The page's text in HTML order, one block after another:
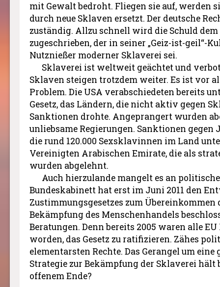
mit Gewalt bedroht. Fliegen sie auf, werden
durch neue Sklaven ersetzt. Der deutsche
zuständig. Allzu schnell wird die Schuld
zugeschrieben, der in seiner „Geiz-ist-geil“-
Nutznießer moderner Sklaverei sei.
Sklaverei ist weltweit geächtet und
Sklaven steigen trotzdem weiter. Es ist vor
Problem. Die USA verabschiedeten bereits
Gesetz, das Ländern, die nicht aktiv gegen
Sanktionen drohte. Angeprangert wurden
unliebsame Regierungen. Sanktionen gegen
die rund 120.000 Sexsklavinnen im Land
Vereinigten Arabischen Emirate, die als
wurden abgelehnt.
Auch hierzulande mangelt es an
Bundeskabinett hat erst im Juni 2011 den
Zustimmungsgesetzes zum Übereinkommen
Bekämpfung des Menschenhandels
Beratungen. Denn bereits 2005 waren alle
worden, das Gesetz zu ratifizieren. Zähes
elementarsten Rechte. Das Gerangel um
Strategie zur Bekämpfung der Sklaverei hält
offenem Ende?